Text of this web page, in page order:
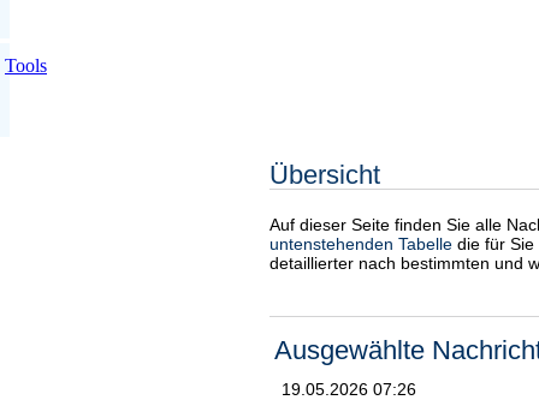
Tools
Übersicht
Auf dieser Seite finden Sie alle
untenstehenden Tabelle die für
detaillierter nach bestimmten und
Ausgewählte
19.05.2026 07:26